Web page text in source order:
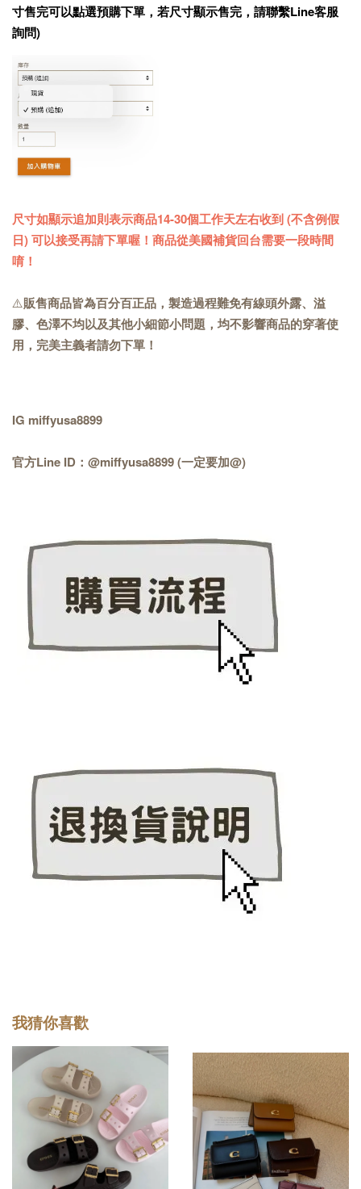
寸售完可以點選預購下單，若尺寸顯示售完，請聯繫Line客服
詢問)
尺寸如顯示追加則表示商品14-30個工作天左右收到 (不含例假
日) 可以接受再請下單喔！商品從美國補貨回台需要一段時間
唷！
⚠️販售商品皆為百分百正品，製造過程難免有線頭外露、溢
膠、色澤不均以及其他小細節小問題，均不影響商品的穿著使
用，完美主義者請勿下單！
IG miffyusa8899
官方Line ID：@miffyusa8899 (一定要加@)
我猜你喜歡